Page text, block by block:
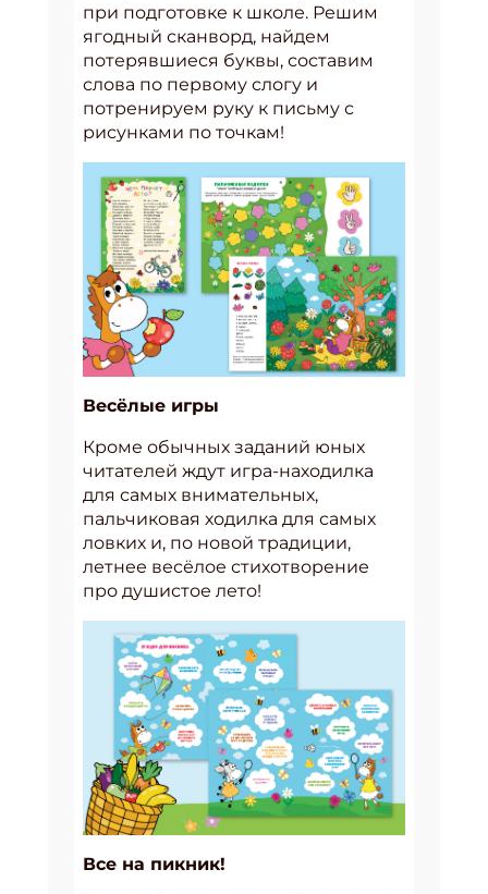
при подготовке к школе. Решим
ягодный сканворд, найдем
потерявшиеся буквы, составим
слова по первому слогу и
потренируем руку к письму с
рисунками по точкам!
Весёлые игры
Кроме обычных заданий юных
читателей ждут игра-находилка
для самых внимательных,
пальчиковая ходилка для самых
ловких и, по новой традиции,
летнее весёлое стихотворение
про душистое лето!
Все на пикник!